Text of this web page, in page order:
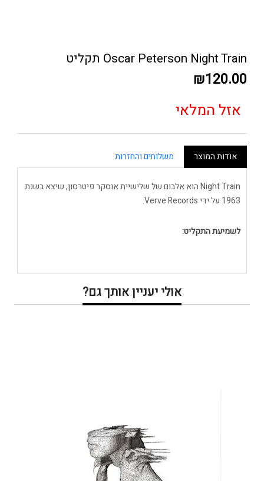
Oscar Peterson Night Train תקליט
₪120.00
אזל המלאי
אודות המוצר משלוחים והחזרות
Night Train הוא אלבום של שלישיית אוסקר פיטרסון, שיצא בשנת
1963 על ידי Verve Records.
לשמיעת התקליט:
אולי יעניין אותך גם?